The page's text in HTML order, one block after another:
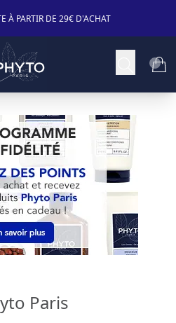
À PARTIR DE 29€ D'ACHAT
Paris